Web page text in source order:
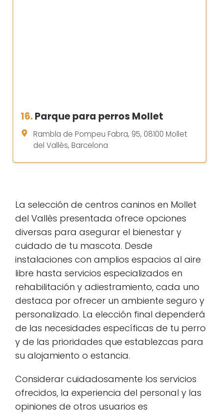
16.Parque para perros Mollet
Rambla de Pompeu Fabra, 95, 08100 Mollet
del Vallès, Barcelona
La selección de centros caninos en Mollet
del Vallès presentada ofrece opciones
diversas para asegurar el bienestar y
cuidado de tu mascota. Desde
instalaciones con amplios espacios al aire
libre hasta servicios especializados en
rehabilitación y adiestramiento, cada uno
destaca por ofrecer un ambiente seguro y
personalizado. La elección final dependerá
de las necesidades específicas de tu perro
y de las prioridades que establezcas para
su alojamiento o estancia.
Considerar cuidadosamente los servicios
ofrecidos, la experiencia del personal y las
opiniones de otros usuarios es